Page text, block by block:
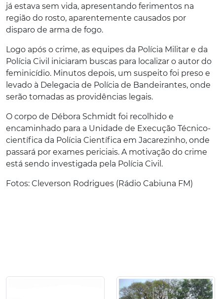
já estava sem vida, apresentando ferimentos na
região do rosto, aparentemente causados por
disparo de arma de fogo.
Logo após o crime, as equipes da Polícia Militar e da
Polícia Civil iniciaram buscas para localizar o autor do
feminicídio. Minutos depois, um suspeito foi preso e
levado à Delegacia de Polícia de Bandeirantes, onde
serão tomadas as providências legais.
O corpo de Débora Schmidt foi recolhido e
encaminhado para a Unidade de Execução Técnico-
científica da Polícia Científica em Jacarezinho, onde
passará por exames periciais. A motivação do crime
está sendo investigada pela Polícia Civil.
Fotos: Cleverson Rodrigues (Rádio Cabiuna FM)